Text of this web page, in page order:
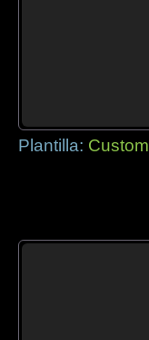
Plantilla: Custom